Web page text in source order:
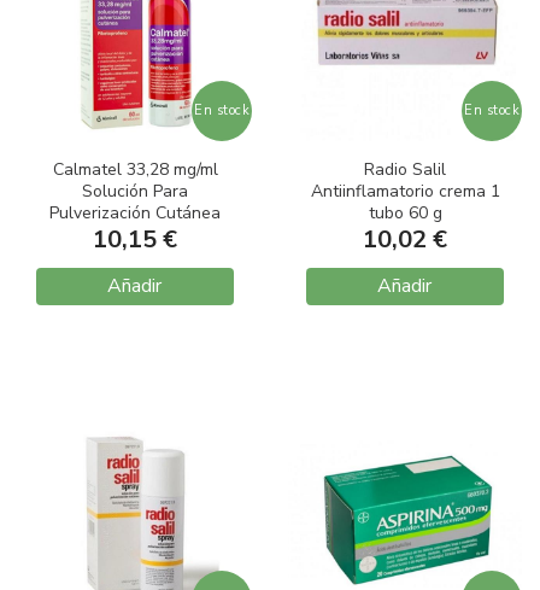
En stock
Calmatel 33,28 mg/ml
Solución Para
Pulverización Cutánea
Envase 60 ml
10,15 €
Añadir
En stock
Radio Salil
Antiinflamatorio crema 1
tubo 60 g
10,02 €
Añadir